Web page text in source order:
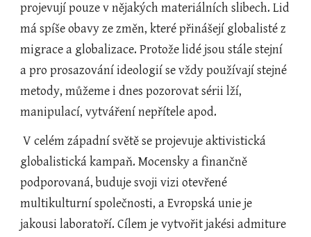
projevují pouze v nějakých materiálních slibech. Lid
má spíše obavy ze změn, které přinášejí globalisté z
migrace a globalizace. Protože lidé jsou stále stejní
a pro prosazování ideologií se vždy používají stejné
metody, můžeme i dnes pozorovat sérii lží,
manipulací, vytváření nepřítele apod.
V celém západní světě se projevuje aktivistická
globalistická kampaň. Mocensky a finančně
podporovaná, buduje svoji vizi otevřené
multikulturní společnosti, a Evropská unie je
jakousi laboratoří. Cílem je vytvořit jakési admiture